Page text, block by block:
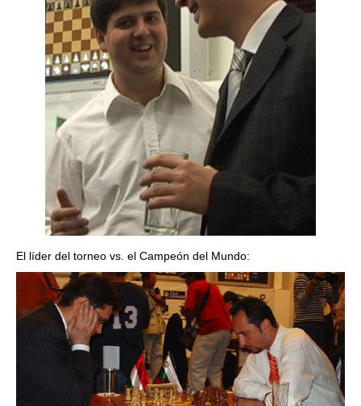
El líder del torneo vs. el Campeón del Mundo: